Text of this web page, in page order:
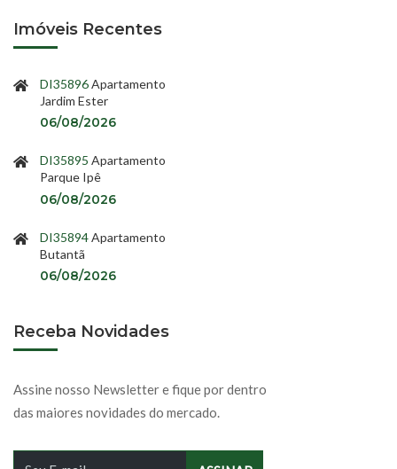
Imóveis Recentes
DI35896Apartamento
Jardim Ester
06/08/2026
DI35895 Apartamento
Parque Ipê
06/08/2026
DI35894Apartamento
Butantã
06/08/2026
Receba Novidades
Assine nosso Newsletter e fique por dentro
das maiores novidades do mercado.